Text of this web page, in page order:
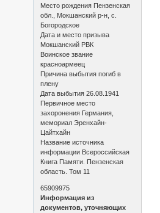
Место рождения Пензенская
обл., Мокшанский р-н, с.
Богородское
Дата и место призыва
Мокшанский РВК
Воинское звание
красноармеец
Причина выбытия погиб в
плену
Дата выбытия 26.08.1941
Первичное место
захоронения Германия,
мемориал Эренхайн-
Цайтхайн
Название источника
информации Всероссийская
Книга Памяти. Пензенская
область. Том 11
65909975
Информация из
документов, уточняющих